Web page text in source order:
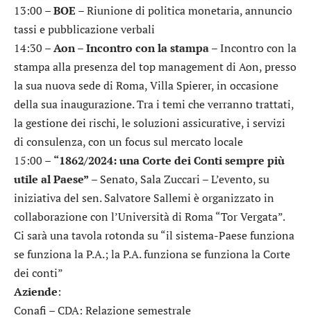
13:00 –BOE – Riunione di politica monetaria, annuncio
tassi e pubblicazione verbali
14:30 –Aon – Incontro con la stampa– Incontro con la
stampa alla presenza del top management di Aon, presso
la sua nuova sede di Roma, Villa Spierer, in occasione
della sua inaugurazione. Tra i temi che verranno trattati,
la gestione dei rischi, le soluzioni assicurative, i servizi
di consulenza, con un focus sul mercato locale
15:00 – “1862/2024: una Corte dei Conti sempre più
utile al Paese” – Senato, Sala Zuccari – L’evento, su
iniziativa del sen. Salvatore Sallemi è organizzato in
collaborazione con l’Università di Roma “Tor Vergata”.
Ci sarà una tavola rotonda su “il sistema-Paese funziona
se funziona la P.A.; la P.A. funziona se funziona la Corte
dei conti”
Aziende:
Conafi – CDA: Relazione semestrale